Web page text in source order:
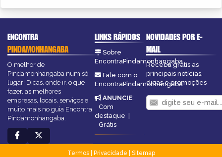
ENCONTRA
PINDAMONHANGABA
O melhor de
Pindamonhangaba num só
lugar! Dicas, onde ir, o que
fazer, as melhores
empresas, locais, serviços e
muito mais no guia Encontra
Pindamonhangaba.
LINKS RÁPIDOS
Sobre
EncontraPindamonhangaba
Fale com o
EncontraPindamonhangaba
ANUNCIE:
Com
destaque |
Grátis
NOVIDADES POR E-
MAIL
Receba grátis as
principais notícias,
dicas e promoções
Termos| Privacidade
Sitemap